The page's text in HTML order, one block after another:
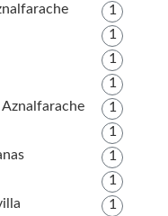
1
1
1
1
1
1
1
1
1